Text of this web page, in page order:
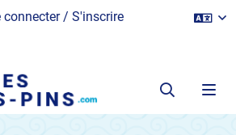
connecter / S'inscrire